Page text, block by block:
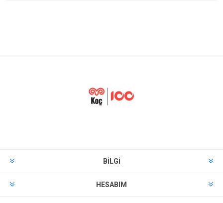
BILGI
HESABIM